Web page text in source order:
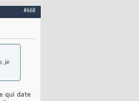
#668
je
qui date